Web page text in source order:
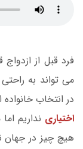
فرد قبل از
می تواند به
در انتخاب
اختیاری نداریم
هیچ چیز در جهان